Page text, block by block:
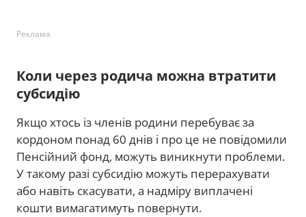
Реклама
Коли через родича можна втратити
субсидію
Якщо хтось із членів родини перебуває за
кордоном понад 60 днів і про це не повідомили
Пенсійний фонд, можуть виникнути проблеми.
У такому разі субсидію можуть перерахувати
або навіть скасувати, а надміру виплачені
кошти вимагатимуть повернути.